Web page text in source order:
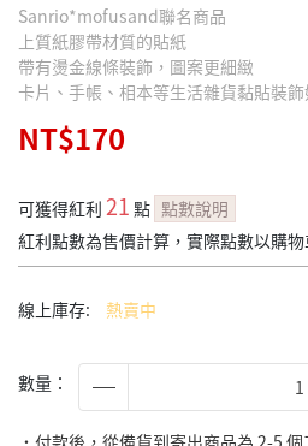
Sanrio*mofusand聯名商品
上質紙膠帶材質的貼紙
帶有燙金線條裝飾，圖案更細緻
卡片、手帳、相本等生活雜貨黏貼裝
NT$170
可獲得紅利 21 點 點數說明
紅利點數為售價計算，實際點數以購
線上庫存: 熱賣中
數量：
˙付款後，從備貨到寄出商品為 2-5